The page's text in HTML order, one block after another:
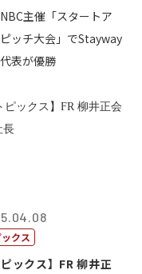
主催「スタートア
ッチ大会」でStayway
表が優勝
ックス
ピックス】FR 柳井正